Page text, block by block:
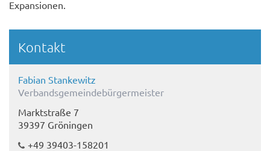
Expansionen.
Kontakt
Fabian Stankewitz
Verbandsgemeindebürgermeister
Marktstraße 7
39397 Gröningen
+49 39403-158201